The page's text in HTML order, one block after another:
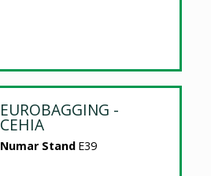
EUROBAGGING -
CEHIA
Numar Stand E39